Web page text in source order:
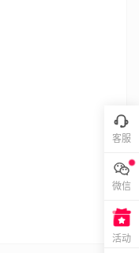
客服
微信
活动